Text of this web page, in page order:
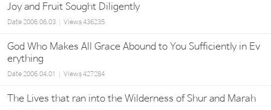
Joy and Fruit Sought Diligently
Date2006.06.03 Views436235
God Who Makes All Grace Abound to You Sufficiently in Ev
erything
Date2006.04.01 Views427284
The Lives that ran into the Wilderness of Shur and Marah